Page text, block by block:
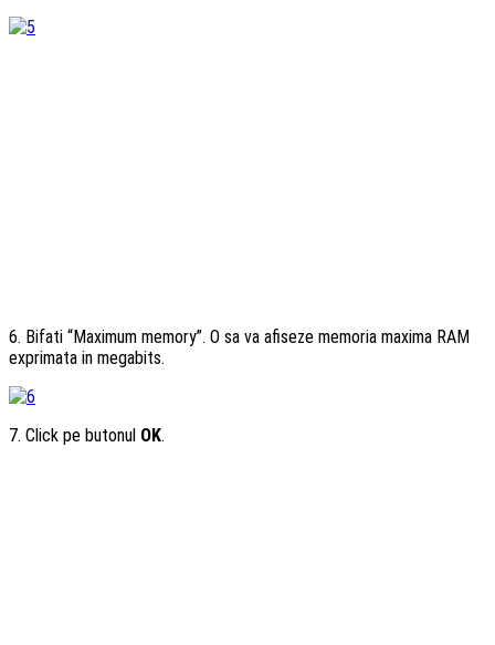
6. Bifati “Maximum memory”. O sa va afiseze memoria maxima RAM
exprimata in megabits.
7. Click pe butonul OK.